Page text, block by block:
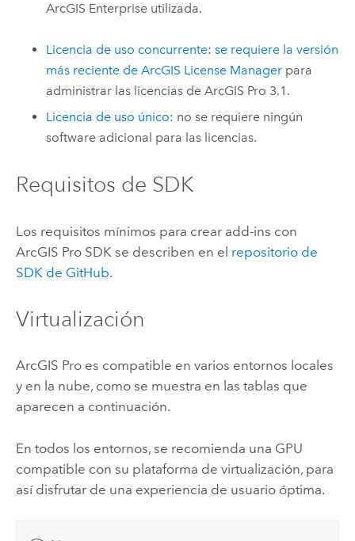
ArcGIS Enterprise utilizada.
Licencia de uso concurrente:se requiere la versión
más reciente deArcGIS License Manager para
administrar las licencias deArcGIS Pro 3.1 .
Licencia de uso único: no se requiere ningún
software adicional para las licencias.
Requisitos de SDK
Los requisitos mínimos para crear add-ins con
ArcGIS Pro SDK se describen en el repositorio de
SDK de GitHub.
Virtualización
ArcGIS Proes compatible en varios entornos locales
y en la nube, como se muestra en las tablas que
aparecen a continuación.
En todos los entornos, se recomienda una GPU
compatible con su plataforma de virtualización, para
así disfrutar de una experiencia de usuario óptima.